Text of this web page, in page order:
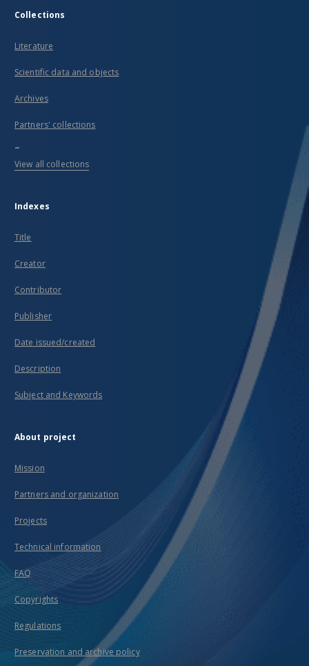
Collections
Literature
Scientific data and objects
Archives
Partners' collections
...
View all collections
Indexes
Title
Creator
Contributor
Publisher
Date issued/created
Description
Subject and Keywords
About project
Mission
Partners and organization
Projects
Technical information
FAQ
Copyrights
Regulations
Preservation and archive policy